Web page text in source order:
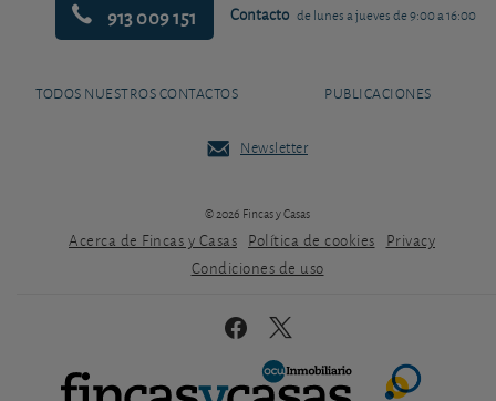
913 009 151 Contacto de lunes a jueves de 9:00 a 16:00
TODOS NUESTROS CONTACTOS PUBLICACIONES
Newsletter
© 2026 Fincas y Casas
Acerca de Fincas y Casas Política de cookies
Privacy
Condiciones de uso